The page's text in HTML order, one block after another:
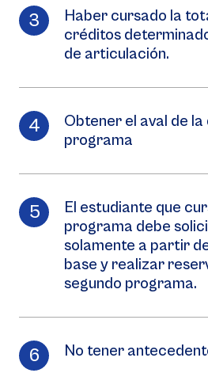
Haber cursado la
créditos
de articulación.
Obtener el aval de
programa
El estudiante que
programa debe
solamente a partir
base y realizar
segundo programa.
No tener